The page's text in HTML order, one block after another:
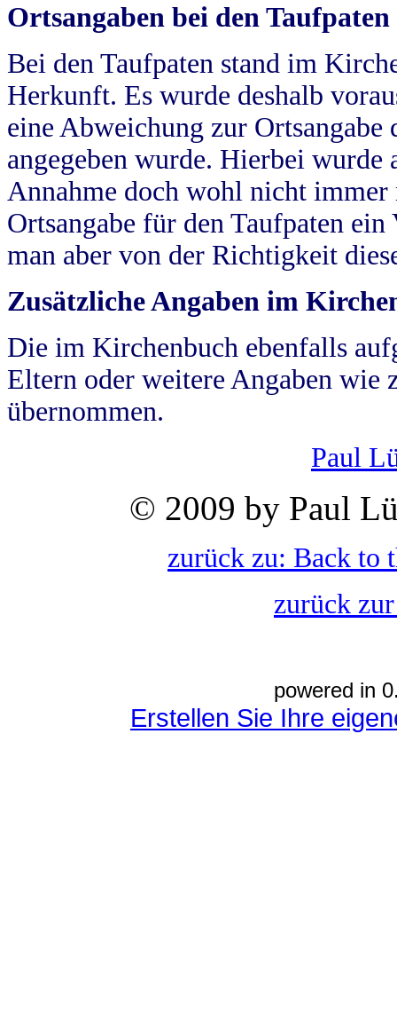
Ortsangaben bei den Taufpaten
Bei den Taufpaten stand im
Herkunft. Es wurde deshalb
eine Abweichung zur
angegeben wurde. Hierbei wurde
Annahme doch wohl nicht
Ortsangabe für den Taufpaten
man aber von der Richtigkeit
Zusätzliche Angaben im
Die im Kirchenbuch ebenfalls
Eltern oder weitere Angaben wie
übernommen.
Paul
© 2009 by Paul
zurück zu: Back to
zurück
powered in
Erstellen Sie Ihre